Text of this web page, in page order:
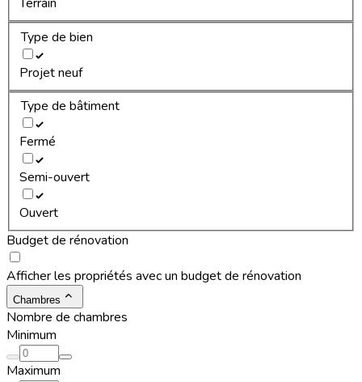
Type de bien
Projet neuf
Type de bâtiment
Fermé
Semi-ouvert
Ouvert
Budget de rénovation
Afficher les propriétés avec un budget de rénovation
Chambres
Nombre de chambres
Minimum
Maximum